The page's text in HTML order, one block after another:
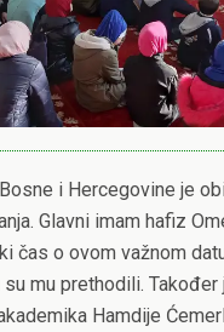
i Hercegovine je
Glavni imam hafiz
čas o ovom važnom
mu prethodili. Također
Hamdije